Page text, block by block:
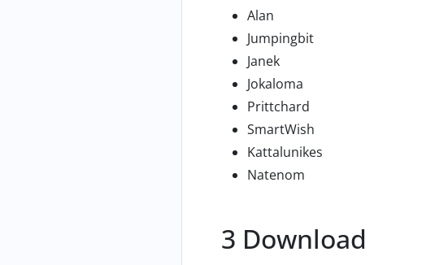
Alan
Jumpingbit
Janek
Jokaloma
Prittchard
SmartWish
Kattalunikes
Natenom
Download